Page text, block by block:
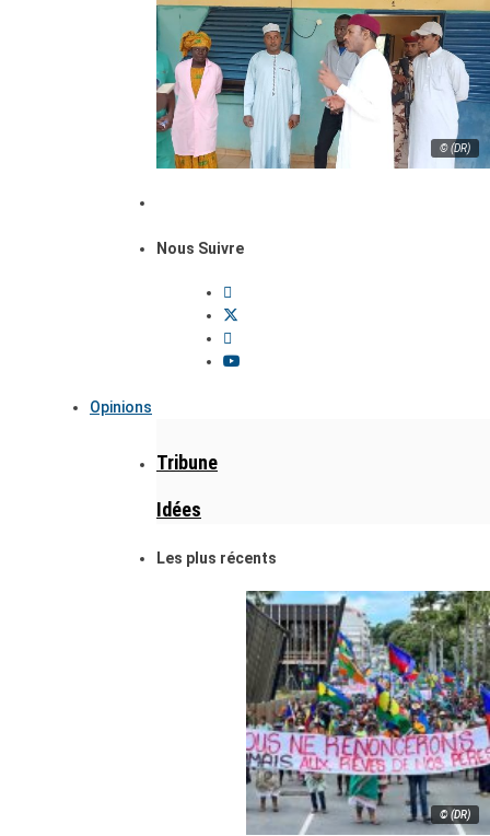
© (DR)
Nous Suivre
Opinions
Tribune
Idées
Les plus récents
© (DR)